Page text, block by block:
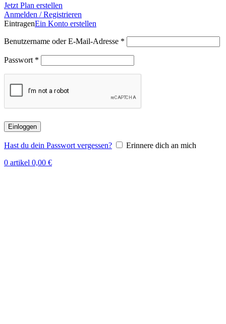
Jetzt Plan erstellen
Anmelden / Registrieren
EintragenEin Konto erstellen
Benutzername oder E-Mail-Adresse *
Passwort *
Einloggen
Hast du dein Passwort vergessen?
Erinnere dich an mich
0 artikel 0,00 €